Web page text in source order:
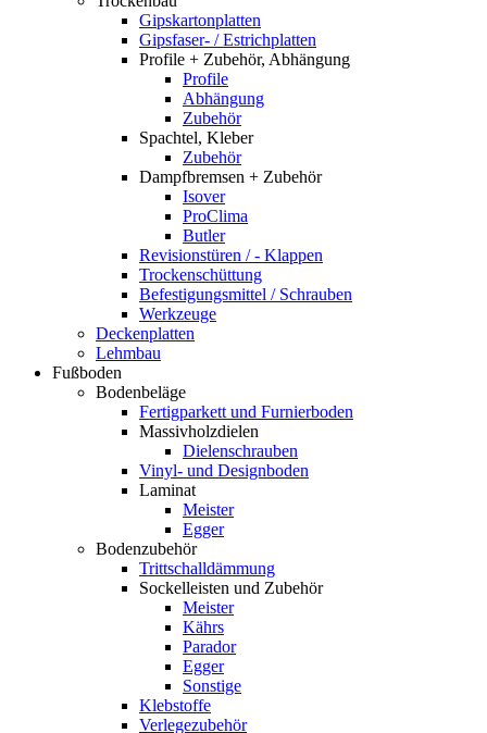
Gipskartonplatten
Gipsfaser- / Estrichplatten
Profile + Zubehör, Abhängung
Profile
Abhängung
Zubehör
Spachtel, Kleber
Zubehör
Dampfbremsen + Zubehör
Isover
ProClima
Butler
Revisionstüren / - Klappen
Trockenschüttung
Befestigungsmittel / Schrauben
Werkzeuge
Deckenplatten
Lehmbau
Fußboden
Bodenbeläge
Fertigparkett und Furnierboden
Massivholzdielen
Dielenschrauben
Vinyl- und Designboden
Laminat
Meister
Egger
Bodenzubehör
Trittschalldämmung
Sockelleisten und Zubehör
Meister
Kährs
Parador
Egger
Sonstige
Klebstoffe
Verlegezubehör